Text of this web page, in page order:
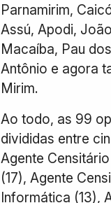
Parnamirim,
Assú, Apodi,
Macaíba, Pau
Antônio e agora
Mirim.
Ao todo, as 99
divididas entre
Agente
(17), Agente
Informática (13),